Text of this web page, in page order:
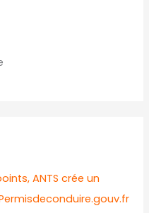
ANTS crée un